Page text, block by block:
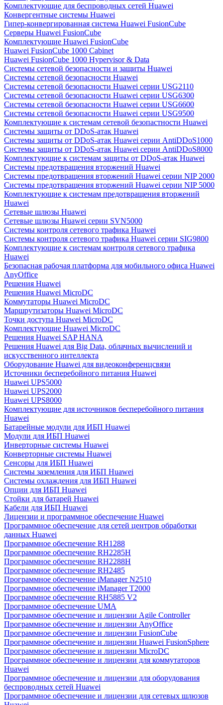
Комплектующие для беспроводных сетей Huawei
Конвергентные системы Huawei
Гипер-конвергированная система Huawei FusionCube
Серверы Huawei FusionCube
Комплектующие Huawei FusionCube
Huawei FusionCube 1000 Cabinet
Huawei FusionCube 1000 Hypervisor & Data
Системы сетевой безопасности и защиты Huawei
Системы сетевой безопасности Huawei
Системы сетевой безопасности Huawei серии USG2110
Системы сетевой безопасности Huawei серии USG6300
Системы сетевой безопасности Huawei серии USG6600
Системы сетевой безопасности Huawei серии USG9500
Комплектующие к системам сетевой безопастности Huawei
Системы защиты от DDoS-атак Huawei
Системы защиты от DDoS-атак Huawei серии AntiDDoS1000
Системы защиты от DDoS-атак Huawei серии AntiDDoS8000
Комплектующие к системам защиты от DDoS-атак Huawei
Системы предотвращения вторжений Huawei
Системы предотвращения вторжений Huawei серии NIP 2000
Системы предотвращения вторжений Huawei серии NIP 5000
Комплектующие к системам предотвращения вторжений
Huawei
Сетевые шлюзы Huawei
Сетевые шлюзы Huawei серии SVN5000
Системы контроля сетевого трафика Huawei
Системы контроля сетевого трафика Huawei серии SIG9800
Комплектующие к системам контроля сетевого трафика
Huawei
Безопасная рабочая платформа для мобильного офиса Huawei
AnyOffice
Решения Huawei
Решения Huawei MicroDC
Коммутаторы Huawei MicroDC
Маршрутизаторы Huawei MicroDC
Точки доступа Huawei MicroDC
Комплектующие Huawei MicroDC
Решения Huawei SAP HANA
Решения Huawei для Big Data, облачных вычислений и
искусственного интеллекта
Оборудование Huawei для видеоконференцсвязи
Источники бесперебойного питания Huawei
Huawei UPS5000
Huawei UPS2000
Huawei UPS8000
Комплектующие для источников бесперебойного питания
Huawei
Батарейные модули для ИБП Huawei
Модули для ИБП Huawei
Инверторные системы Huawei
Конверторные системы Huawei
Сенсоры для ИБП Huawei
Системы заземления для ИБП Huawei
Системы охлаждения для ИБП Huawei
Опции для ИБП Huawei
Стойки для батарей Huawei
Кабели для ИБП Huawei
Лицензии и программное обеспечение Huawei
Программное обеспечение для сетей центров обработки
данных Huawei
Программное обеспечение RH1288
Программное обеспечение RH2285H
Программное обеспечение RH2288H
Программное обеспечение RH2485
Программное обеспечение iManager N2510
Программное обеспечение iManager T2000
Программное обеспечение RH5885 V2
Программное обеспечение UMA
Программное обеспечение и лицензии Agile Controller
Программное обеспечение и лицензии AnyOffice
Программное обеспечение и лицензии FusionCube
Программное обеспечение и лицензии Huawei FusionSphere
Программное обеспечение и лицензии MicroDC
Программное обеспечение и лицензии для коммутаторов
Huawei
Программное обеспечение и лицензии для оборудования
беспроводных сетей Huawei
Программное обеспечение и лицензии для сетевых шлюзов